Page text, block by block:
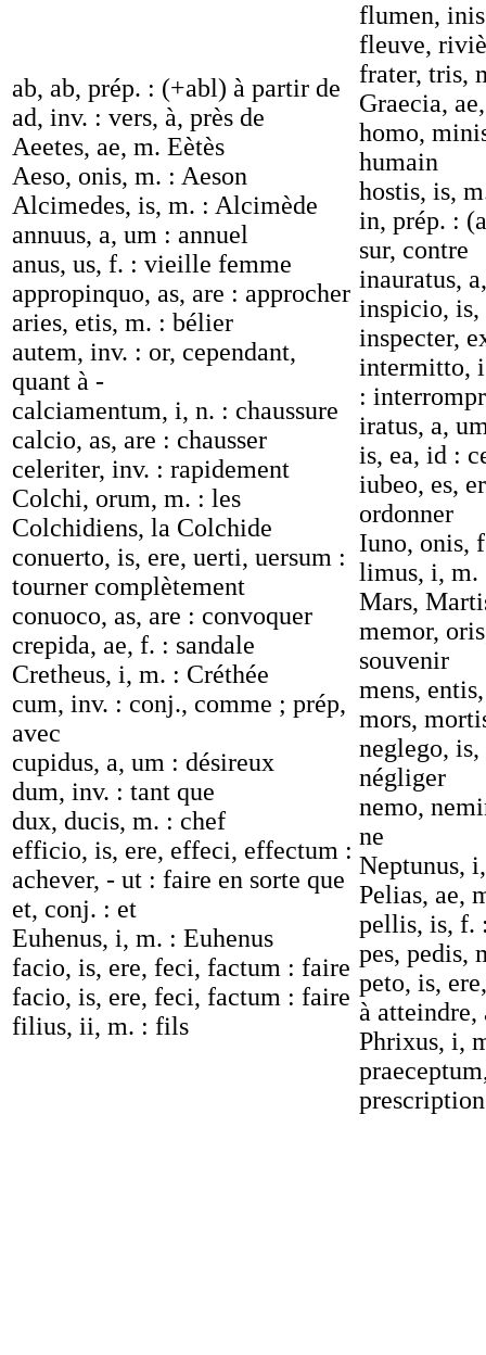
ab, ab, prép. : (+abl) à partir de
ad, inv. : vers, à, près de
Aeetes, ae, m. Eètès
Aeso, onis, m. : Aeson
Alcimedes, is, m. : Alcimède
annuus, a, um : annuel
anus, us, f. : vieille femme
appropinquo, as, are : approcher
aries, etis, m. : bélier
autem, inv. : or, cependant,
quant à -
calciamentum, i, n. : chaussure
calcio, as, are : chausser
celeriter, inv. : rapidement
Colchi, orum, m. : les
Colchidiens, la Colchide
conuerto, is, ere, uerti, uersum :
tourner complètement
conuoco, as, are : convoquer
crepida, ae, f. : sandale
Cretheus, i, m. : Créthée
cum, inv. : conj., comme ; prép,
avec
cupidus, a, um : désireux
dum, inv. : tant que
dux, ducis, m. : chef
efficio, is, ere, effeci, effectum :
achever, - ut : faire en sorte que
et, conj. : et
Euhenus, i, m. : Euhenus
facio, is, ere, feci, factum : faire
facio, is, ere, feci, factum : faire
filius, ii, m. : fils
flumen,
fleuve,
frater, tris,
Graecia,
homo,
humain
hostis, is,
in, prép. :
sur, contre
inauratus,
inspicio, is,
inspecter,
intermitto,
:
iratus, a,
is, ea, id :
iubeo, es,
ordonner
Iuno, onis,
limus, i, m.
Mars,
memor,
souvenir
mens,
mors,
neglego,
négliger
nemo,
ne
Neptunus,
Pelias, ae,
pellis, is, f.
pes, pedis,
peto, is,
à atteindre,
Phrixus, i,
prescription